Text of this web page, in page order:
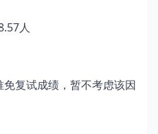
人
复试成绩，暂不考虑该因